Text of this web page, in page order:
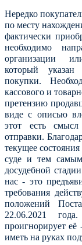
Нередко
по месту
фактически
необходимо
организации
который
покупки.
кассового и
претензию
виде с описью
этот есть
отправки.
текущее
суде и тем самым
досудебной
нас - это
требования
положений
22.06.2021
проигнорирует её
иметь на руках